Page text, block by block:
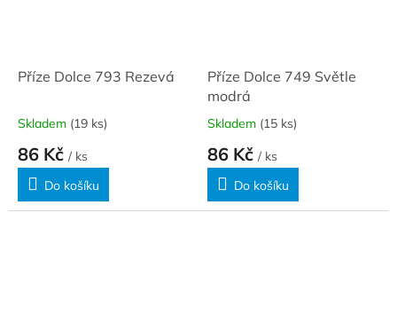
Příze Dolce 793 Rezevá
Skladem (19 ks)
86 Kč / ks
Do košíku
Příze Dolce 749 Světle
modrá
Skladem (15 ks)
86 Kč / ks
Do košíku